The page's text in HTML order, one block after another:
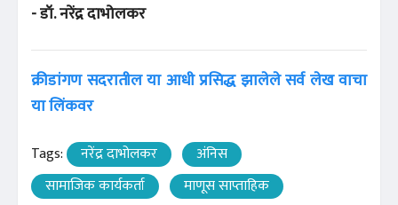
- डॉ. नरेंद्र दाभोलकर
क्रीडांगण सदरातील या आधी प्रसिद्ध झालेले सर्व लेख वाचा
या लिंकवर
Tags: नरेंद्र दाभोलकर
अंनिस
सामाजिक कार्यकर्ता
माणूस साप्ताहिक